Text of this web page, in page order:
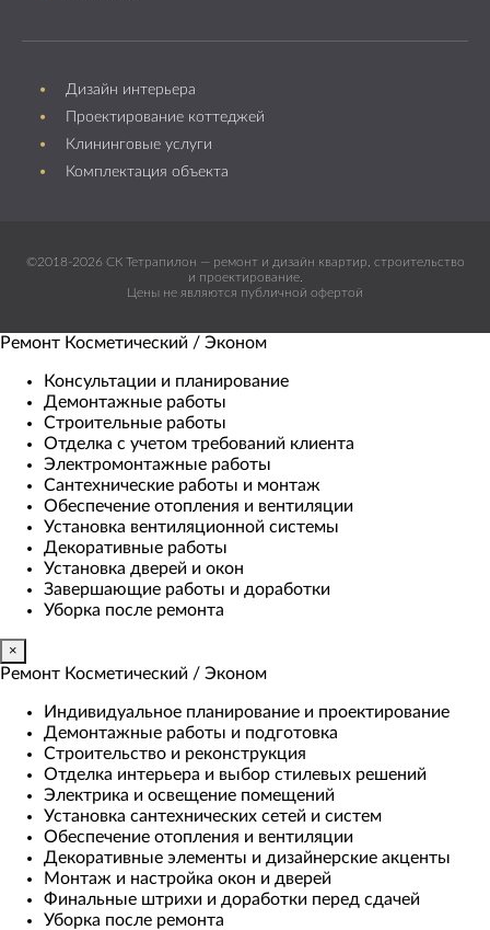
Дизайн интерьера
Проектирование коттеджей
Клининговые услуги
Комплектация объекта
©2018-2026 СК Тетрапилон — ремонт и дизайн квартир, строительство
и проектирование.
Цены не являются публичной офертой
Ремонт Косметический / Эконом​
Консультации и планирование
Демонтажные работы
Строительные работы
Отделка с учетом требований клиента
Электромонтажные работы
Сантехнические работы и монтаж
Обеспечение отопления и вентиляции
Установка вентиляционной системы
Декоративные работы
Установка дверей и окон
Завершающие работы и доработки
Уборка после ремонта
×
Ремонт Косметический / Эконом​
Индивидуальное планирование и проектирование
Демонтажные работы и подготовка
Строительство и реконструкция
Отделка интерьера и выбор стилевых решений
Электрика и освещение помещений
Установка сантехнических сетей и систем
Обеспечение отопления и вентиляции
Декоративные элементы и дизайнерские акценты
Монтаж и настройка окон и дверей
Финальные штрихи и доработки перед сдачей
Уборка после ремонта